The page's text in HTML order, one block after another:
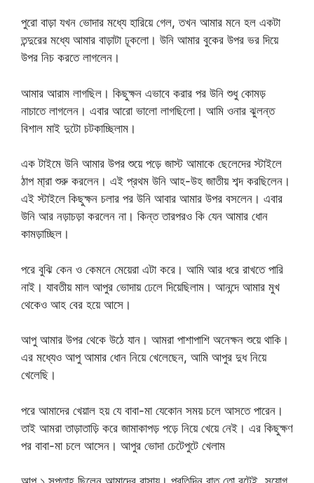
পুরো বাড়া যখন ভোদার মধ্যে হারিয়ে গেল, তখন আমার মনে হল একটা
তন্দুরের মধ্যে আমার বাড়াটা ঢূকলো। উনি আমার বুকের উপর ভর দিয়ে
উপর নিচ করতে লাগলেন।
আমার আরাম লাগছিল। কিছুক্ষন এভাবে করার পর উনি শুধু কোমড়
নাচাতে লাগলেন। এবার আরো ভালো লাগছিলো। আমি ওনার ঝুলন্ত
বিশাল মাই দুটো চটকাচ্ছিলাম।
এক টাইমে উনি আমার উপর শুয়ে পড়ে জাস্ট আমাকে ছেলেদের স্টাইলে
ঠাপ মা্রা শুরু করলেন। এই প্রথম উনি আহ-উহ জাতীয় শব্দ করছিলেন।
এই স্টাইলে কিছুক্ষন চলার পর উনি আবার আমার উপর বসলেন। এবার
উনি আর নড়াচড়া করলেন না। কিন্ত তারপরও কি যেন আমার ধোন
কামড়াচ্ছিল।
পরে বুঝি কেন ও কেমনে মেয়েরা এটা করে। আমি আর ধরে রাখতে পারি
নাই। যাবতীয় মাল আপুর ভোদায় ঢেলে দিয়েছিলাম। আনন্দে আমার মুখ
থেকেও আহ বের হয়ে আসে।
আপু আমার উপর থেকে উঠে যান। আমরা পাশাপাশি অনেক্ষন শুয়ে থাকি।
এর মধ্যেও আপু আমার ধোন নিয়ে খেলেছেন, আমি আপুর দুধ নিয়ে
খেলেছি।
পরে আমাদের খেয়াল হয় যে বাবা-মা যেকোন সময় চলে আসতে পারেন।
তাই আমরা তাড়াতাড়ি করে জামাকাপড় পড়ে নিয়ে খেয়ে নেই। এর কিছুক্ষণ
পর বাবা-মা চলে আসেন। আপুর ভোদা চেটেপুটে খেলাম